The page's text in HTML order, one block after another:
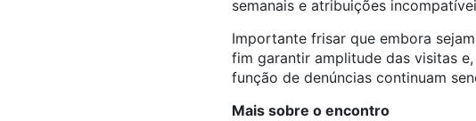
semanais e atribuições
Importante frisar que embora
fim garantir amplitude das visitas
função de denúncias continuam
Mais sobre o encontro